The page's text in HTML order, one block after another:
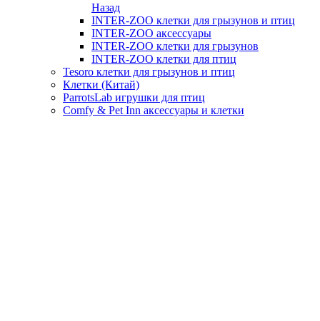
Назад
INTER-ZOO клетки для грызунов и птиц
INTER-ZOO аксессуары
INTER-ZOO клетки для грызунов
INTER-ZOO клетки для птиц
Tesoro клетки для грызунов и птиц
Клетки (Китай)
ParrotsLab игрушки для птиц
Comfy & Pet Inn аксессуары и клетки